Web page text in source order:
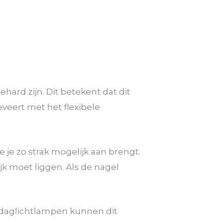
zijn. Dit betekent dat dit
met het flexibele
je zo strak mogelijk aan brengt.
moet liggen. Als de nagel
kunnen dit